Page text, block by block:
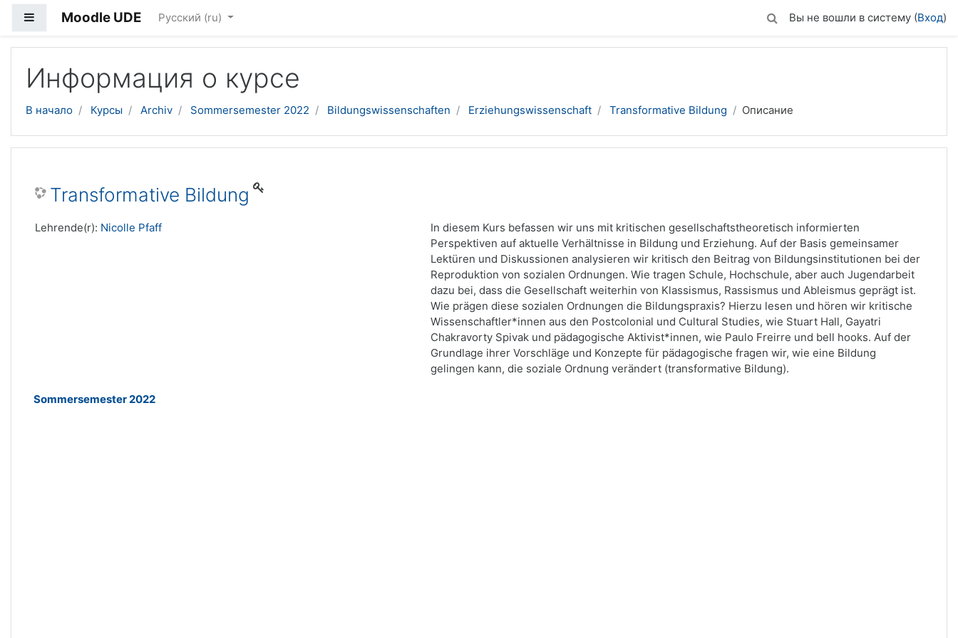
Боковая панель
Moodle UDE Русский ‎(ru)‎ Вы не вошли в систему (Вход)
Информация о курсе
В начало Курсы Archiv Sommersemester 2022 Bildungswissenschaften Erziehungswissenschaft Transformative Bildung Описание
Transformative Bildung
In diesem Kurs befassen wir uns mit kritischen gesellschaftstheoretisch informierten
Perspektiven auf aktuelle Verhältnisse in Bildung und Erziehung. Auf der Basis gemeinsamer
Lektüren und Diskussionen analysieren wir kritisch den Beitrag von Bildungsinstitutionen bei der
Reproduktion von sozialen Ordnungen. Wie tragen Schule, Hochschule, aber auch Jugendarbeit
dazu bei, dass die Gesellschaft weiterhin von Klassismus, Rassismus und Ableismus geprägt ist.
Wie prägen diese sozialen Ordnungen die Bildungspraxis? Hierzu lesen und hören wir kritische
Wissenschaftler*innen aus den Postcolonial und Cultural Studies, wie Stuart Hall, Gayatri
Chakravorty Spivak und pädagogische Aktivist*innen, wie Paulo Freirre und bell hooks. Auf der
Grundlage ihrer Vorschläge und Konzepte für pädagogischefragen wir, wie eine Bildung
gelingen kann, die soziale Ordnung verändert (transformative Bildung).
Lehrende(r): Nicolle Pfaff
Sommersemester 2022